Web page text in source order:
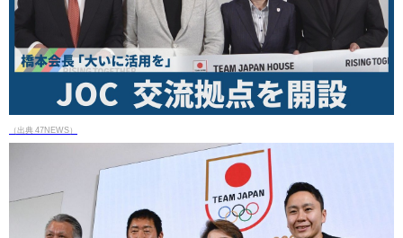
（出典 47NEWS）